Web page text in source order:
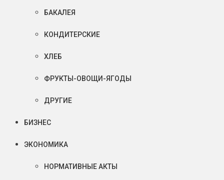
БАКАЛЕЯ
КОНДИТЕРСКИЕ
ХЛЕБ
ФРУКТЫ-ОВОЩИ-ЯГОДЫ
ДРУГИЕ
БИЗНЕС
ЭКОНОМИКА
НОРМАТИВНЫЕ АКТЫ